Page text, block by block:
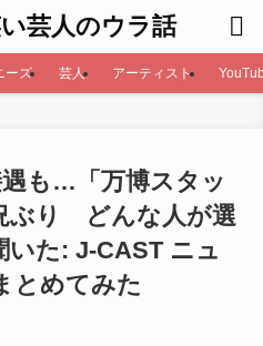
芸人のウラ話
ーズ 芸人 アーティスト
も…「万博スタッ
ぶり どんな人が選
いた: J-CAST ニュ
とめてみた